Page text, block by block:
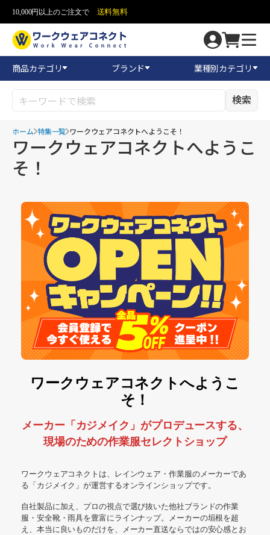
10,000円以上のご注文で 送料無料
商品カテゴリ ブランド 業種別カテゴリ
検索
ホーム 特集一覧 ワークウェアコネクトへようこそ！
ワークウェアコネクトへようこ
そ！
ワークウェアコネクトへようこ
そ！
メーカー「カジメイク」がプロデュースする、
現場のための作業服セレクトショップ
ワークウェアコネクトは、レインウェア・作業服のメーカーであ
る「カジメイク」が運営するオンラインショップです。
自社製品に加え、プロの視点で選び抜いた他社ブランドの作業
服・安全靴・雨具を豊富にラインナップ。メーカーの垣根を超
え、本当に良いものだけを、メーカー直送ならではの安心感とお